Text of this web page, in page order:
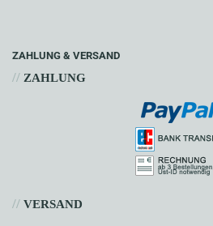
ZAHLUNG & VERSAND
// ZAHLUNG
// VERSAND